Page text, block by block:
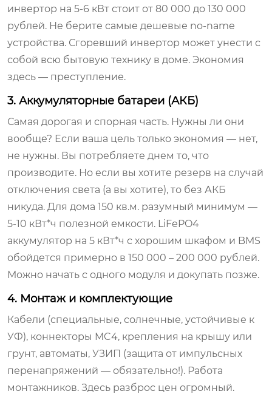
инвертор на 5-6 кВт стоит от 80 000 до 130 000
рублей. Не берите самые дешевые no-name
устройства. Сгоревший инвертор может унести с
собой всю бытовую технику в доме. Экономия
здесь — преступление.
3. Аккумуляторные батареи (АКБ)
Самая дорогая и спорная часть. Нужны ли они
вообще? Если ваша цель только экономия — нет,
не нужны. Вы потребляете днем то, что
производите. Но если вы хотите резерв на случай
отключения света (а вы хотите), то без АКБ
никуда. Для дома 150 кв.м. разумный минимум —
5-10 кВт*ч полезной емкости. LiFePO4
аккумулятор на 5 кВт*ч с хорошим шкафом и BMS
обойдется примерно в 150 000 – 200 000 рублей.
Можно начать с одного модуля и докупать позже.
4. Монтаж и комплектующие
Кабели (специальные, солнечные, устойчивые к
УФ), коннекторы MC4, крепления на крышу или
грунт, автоматы, УЗИП (защита от импульсных
перенапряжений — обязательно!). Работа
монтажников. Здесь разброс цен огромный.